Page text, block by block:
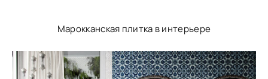
Марокканская плитка в интерьере